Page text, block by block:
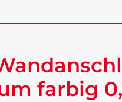
farbig